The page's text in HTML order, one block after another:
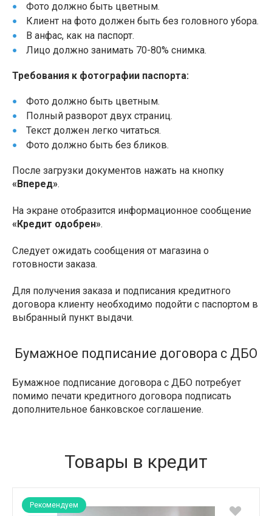
Фото должно быть цветным.
Клиент на фото должен быть без головного убора.
В анфас, как на паспорт.
Лицо должно занимать 70-80% снимка.
Требования к фотографии паспорта:
Фото должно быть цветным.
Полный разворот двух страниц.
Текст должен легко читаться.
Фото должно быть без бликов.
После загрузки документов нажать на кнопку
«Вперед».
На экране отобразится информационное сообщение
«Кредит одобрен».
Следует ожидать сообщения от магазина о
готовности заказа.
Для получения заказа и подписания кредитного
договора клиенту необходимо подойти с паспортом в
выбранный пункт выдачи.
Бумажное подписание договора с ДБО
Бумажное подписание договора с ДБО потребует
помимо печати кредитного договора подписать
дополнительное банковское соглашение.
Товары в кредит
Рекомендуем